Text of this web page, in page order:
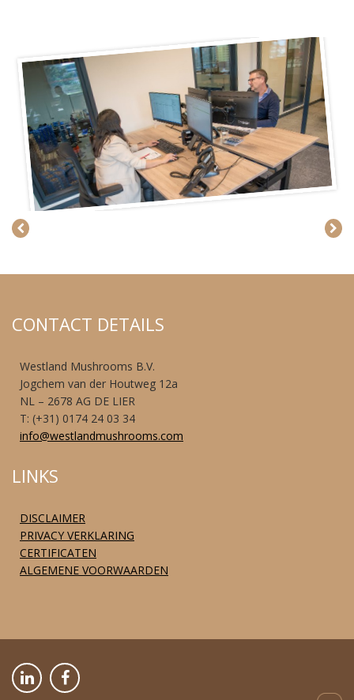
CONTACT DETAILS
Westland Mushrooms B.V.
Jogchem van der Houtweg 12a
NL – 2678 AG DE LIER
T: (+31) 0174 24 03 34
info@westlandmushrooms.com
LINKS
DISCLAIMER
PRIVACY VERKLARING
CERTIFICATEN
ALGEMENE VOORWAARDEN